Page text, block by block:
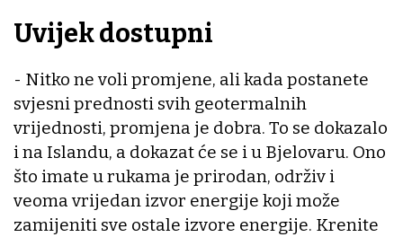
Uvijek dostupni
- Nitko ne voli promjene, ali kada postanete
svjesni prednosti svih geotermalnih
vrijednosti, promjena je dobra. To se dokazalo
i na Islandu, a dokazat će se i u Bjelovaru. Ono
što imate u rukama je prirodan, održiv i
veoma vrijedan izvor energije koji može
zamijeniti sve ostale izvore energije. Krenite